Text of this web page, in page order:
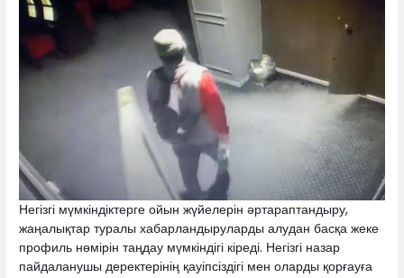
Негізгі мүмкіндіктерге ойын жүйелерін әртараптандыру,
жаңалықтар туралы хабарландыруларды алудан басқа жеке
профиль нөмірін таңдау мүмкіндігі кіреді. Негізгі назар
пайдаланушы деректерінің қауіпсіздігі мен оларды қорғауға